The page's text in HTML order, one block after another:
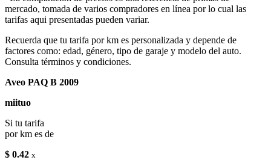
mercado, tomada de varios compradores en línea por lo cual las
tarifas aqui presentadas pueden variar.
Recuerda que tu tarifa por km es personalizada y depende de
factores como: edad, género, tipo de garaje y modelo del auto.
Consulta términos y condiciones.
Aveo PAQ B 2009
miituo
Si tu tarifa
por km es de
$ 0.42 x